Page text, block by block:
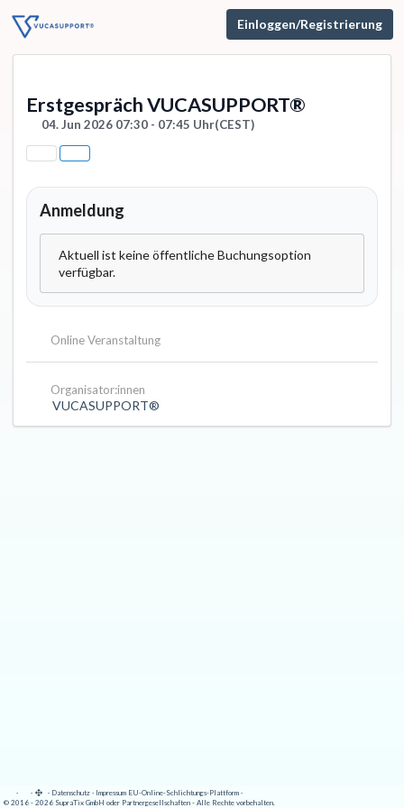
Einloggen/Registrierung
Erstgespräch VUCASUPPORT®
04. Jun 2026 07:30 - 07:45 Uhr(CEST)
Anmeldung
Aktuell ist keine öffentliche Buchungsoption
verfügbar.
Online Veranstaltung
Organisator:innen
VUCASUPPORT®
· · · Datenschutz · Impressum EU-Online-Schlichtungs-Plattform ·
© 2016 - 2026 SupraTix GmbH oder Partnergesellschaften - Alle Rechte vorbehalten.